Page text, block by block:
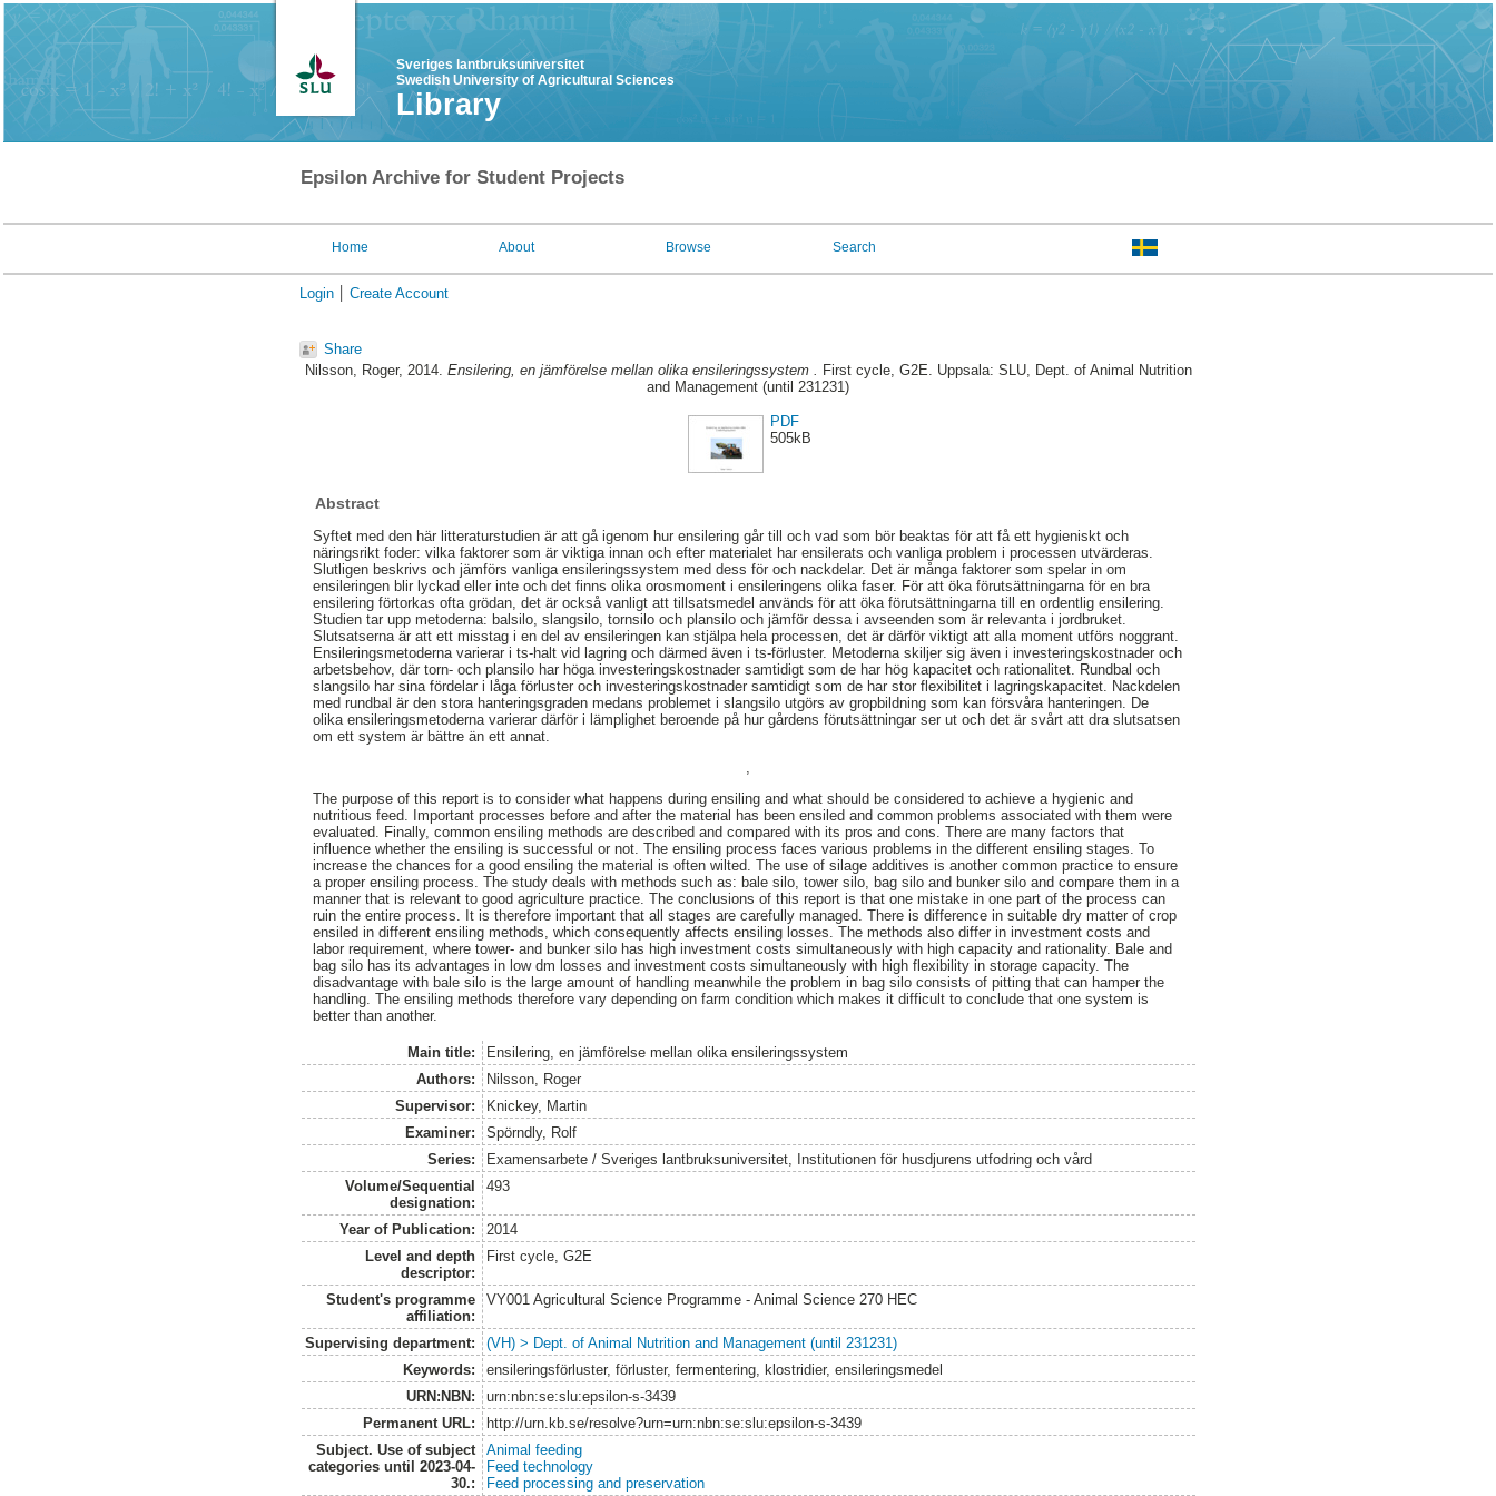
Sveriges lantbruksuniversitet
Swedish University of Agricultural Sciences
Library
Epsilon Archive for Student Projects
Home About Browse Search
Login Create Account
Share
Nilsson, Roger, 2014. Ensilering, en jämförelse mellan olika ensileringssystem . First cycle, G2E. Uppsala: SLU, Dept. of Animal Nutrition
and Management (until 231231)
PDF
505kB
Abstract
Syftet med den här litteraturstudien är att gå igenom hur ensilering går till och vad som bör beaktas för att få ett hygieniskt och
näringsrikt foder: vilka faktorer som är viktiga innan och efter materialet har ensilerats och vanliga problem i processen utvärderas.
Slutligen beskrivs och jämförs vanliga ensileringssystem med dess för och nackdelar. Det är många faktorer som spelar in om
ensileringen blir lyckad eller inte och det finns olika orosmoment i ensileringens olika faser. För att öka förutsättningarna för en bra
ensilering förtorkas ofta grödan, det är också vanligt att tillsatsmedel används för att öka förutsättningarna till en ordentlig ensilering.
Studien tar upp metoderna: balsilo, slangsilo, tornsilo och plansilo och jämför dessa i avseenden som är relevanta i jordbruket.
Slutsatserna är att ett misstag i en del av ensileringen kan stjälpa hela processen, det är därför viktigt att alla moment utförs noggrant.
Ensileringsmetoderna varierar i ts-halt vid lagring och därmed även i ts-förluster. Metoderna skiljer sig även i investeringskostnader och
arbetsbehov, där torn- och plansilo har höga investeringskostnader samtidigt som de har hög kapacitet och rationalitet. Rundbal och
slangsilo har sina fördelar i låga förluster och investeringskostnader samtidigt som de har stor flexibilitet i lagringskapacitet. Nackdelen
med rundbal är den stora hanteringsgraden medans problemet i slangsilo utgörs av gropbildning som kan försvåra hanteringen. De
olika ensileringsmetoderna varierar därför i lämplighet beroende på hur gårdens förutsättningar ser ut och det är svårt att dra slutsatsen
om ett system är bättre än ett annat.
The purpose of this report is to consider what happens during ensiling and what should be considered to achieve a hygienic and
nutritious feed. Important processes before and after the material has been ensiled and common problems associated with them were
evaluated. Finally, common ensiling methods are described and compared with its pros and cons. There are many factors that
influence whether the ensiling is successful or not. The ensiling process faces various problems in the different ensiling stages. To
increase the chances for a good ensiling the material is often wilted. The use of silage additives is another common practice to ensure
a proper ensiling process. The study deals with methods such as: bale silo, tower silo, bag silo and bunker silo and compare them in a
manner that is relevant to good agriculture practice. The conclusions of this report is that one mistake in one part of the process can
ruin the entire process. It is therefore important that all stages are carefully managed. There is difference in suitable dry matter of crop
ensiled in different ensiling methods, which consequently affects ensiling losses. The methods also differ in investment costs and
labor requirement, where tower- and bunker silo has high investment costs simultaneously with high capacity and rationality. Bale and
bag silo has its advantages in low dm losses and investment costs simultaneously with high flexibility in storage capacity. The
disadvantage with bale silo is the large amount of handling meanwhile the problem in bag silo consists of pitting that can hamper the
handling. The ensiling methods therefore vary depending on farm condition which makes it difficult to conclude that one system is
better than another.
Main title:
Ensilering, en jämförelse mellan olika ensileringssystem
Authors:
Nilsson, Roger
Supervisor:
Knickey, Martin
Examiner:
Spörndly, Rolf
Series:
Examensarbete / Sveriges lantbruksuniversitet, Institutionen för husdjurens utfodring och vård
Volume/Sequential
designation:
493
Year of Publication:
2014
Level and depth
descriptor:
First cycle, G2E
Student's programme
affiliation:
VY001 Agricultural Science Programme - Animal Science 270 HEC
Supervising department:
(VH) > Dept. of Animal Nutrition and Management (until 231231)
Keywords:
ensileringsförluster, förluster, fermentering, klostridier, ensileringsmedel
URN:NBN:
urn:nbn:se:slu:epsilon-s-3439
Permanent URL:
http://urn.kb.se/resolve?urn=urn:nbn:se:slu:epsilon-s-3439
Subject. Use of subject
categories until 2023-04-
30.:
Animal feeding
Feed technology
Feed processing and preservation